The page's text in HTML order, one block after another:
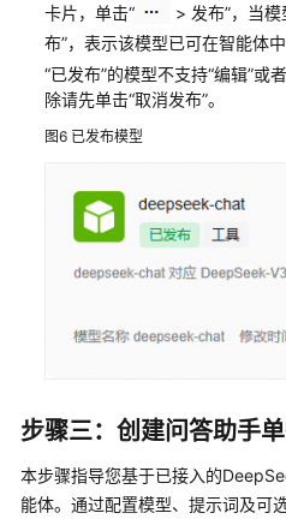
卡片，单击“
> 发布”，当
布”，表示该模型已可在智能体中
“已发布”的模型不支持“编辑”或者
除请先单击“取消发布”。
图6 已发布模型
步骤三：创建问答助手
本步骤指导您基于已接入的
能体。通过配置模型、提示词及可